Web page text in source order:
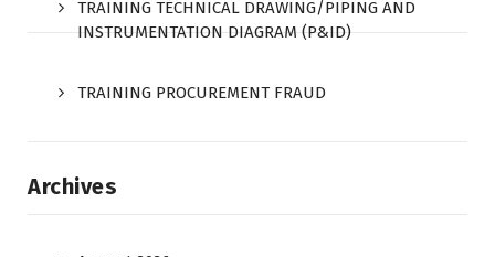
TRAINING TECHNICAL DRAWING/PIPING AND
INSTRUMENTATION DIAGRAM (P&ID)
TRAINING PROCUREMENT FRAUD
Archives